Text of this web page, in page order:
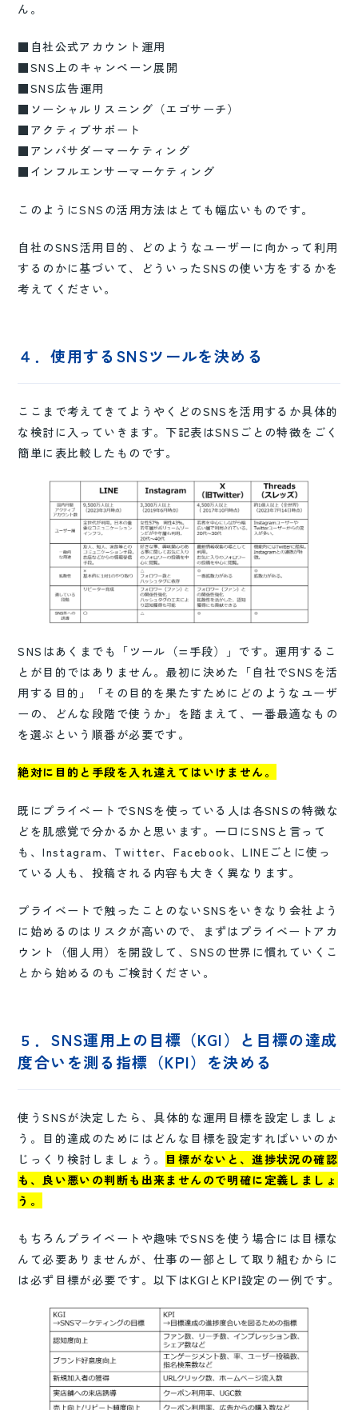
ん。
■自社公式アカウント運用
■SNS上のキャンペーン展開
■SNS広告運用
■ソーシャルリスニング（エゴサーチ）
■アクティブサポート
■アンバサダーマーケティング
■インフルエンサーマーケティング
このようにSNSの活用方法はとても幅広いものです。
自社のSNS活用目的、どのようなユーザーに向かって利用
するのかに基づいて、どういったSNSの使い方をするかを
考えてください。
４．使用するSNSツールを決める
ここまで考えてきてようやくどのSNSを活用するか具体的
な検討に入っていきます。下記表はSNSごとの特徴をごく
簡単に表比較したものです。
SNSはあくまでも「ツール（=手段）」です。運用するこ
とが目的ではありません。最初に決めた「自社でSNSを活
用する目的」「その目的を果たすためにどのようなユーザ
ーの、どんな段階で使うか」を踏まえて、一番最適なもの
を選ぶという順番が必要です。
絶対に目的と手段を入れ違えてはいけません。
既にプライベートでSNSを使っている人は各SNSの特徴な
どを肌感覚で分かるかと思います。一口にSNSと言って
も、Instagram、Twitter、Facebook、LINEごとに使っ
ている人も、投稿される内容も大きく異なります。
プライベートで触ったことのないSNSをいきなり会社よう
に始めるのはリスクが高いので、まずはプライベートアカ
ウント（個人用）を開設して、SNSの世界に慣れていくこ
とから始めるのもご検討ください。
５．SNS運用上の目標（KGI）と目標の達成
度合いを測る指標（KPI）を決める
使うSNSが決定したら、具体的な運用目標を設定しましょ
う。目的達成のためにはどんな目標を設定すればいいのか
じっくり検討しましょう。 目標がないと、進捗状況の確認
も、良い悪いの判断も出来ませんので明確に定義しましょ
う。
もちろんプライベートや趣味でSNSを使う場合には目標な
んて必要ありませんが、仕事の一部として取り組むからに
は必ず目標が必要です。以下はKGIとKPI設定の一例です。